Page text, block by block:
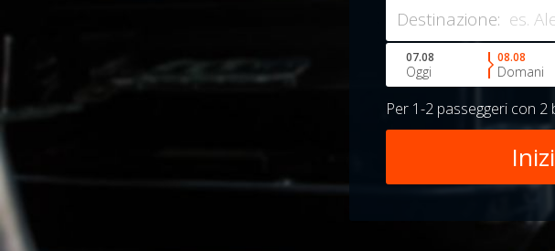
Destinazione:
07.08
Oggi
08.08
Domani
Per 1-2 passeggeri con 2